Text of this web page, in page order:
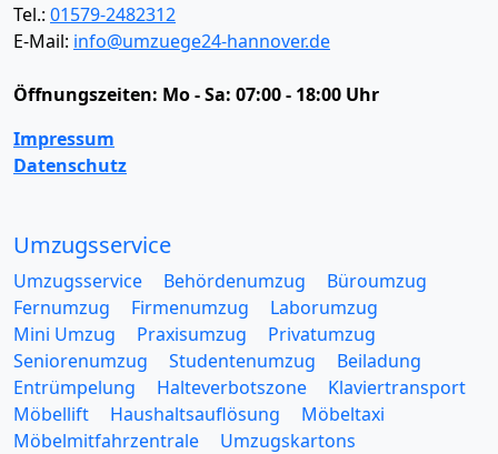
Tel.: 01579-2482312
E-Mail: info@umzuege24-hannover.de
Öffnungszeiten: Mo - Sa: 07:00 - 18:00 Uhr
Impressum
Datenschutz
Umzugsservice
Umzugsservice Behördenumzug
Büroumzug
Fernumzug
Firmenumzug
Laborumzug
Mini Umzug
Praxisumzug
Privatumzug
Seniorenumzug
Studentenumzug
Beiladung
Entrümpelung
Halteverbotszone
Klaviertransport
Möbellift
Haushaltsauflösung
Möbeltaxi
Möbelmitfahrzentrale
Umzugskartons